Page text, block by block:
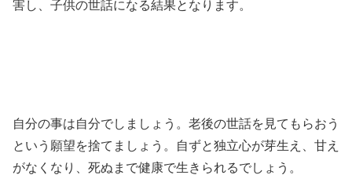
害し、子供の世話になる結果となります。
自分の事は自分でしましょう。老後の世話を見てもらおう
という願望を捨てましょう。自ずと独立心が芽生え、甘え
がなくなり、死ぬまで健康で生きられるでしょう。